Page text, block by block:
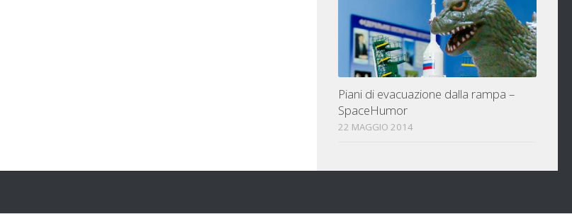
Piani di evacuazione dalla rampa –
SpaceHumor
22 MAGGIO 2014